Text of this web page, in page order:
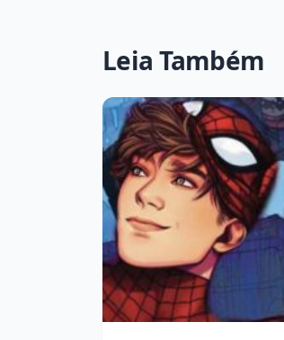
Leia Também